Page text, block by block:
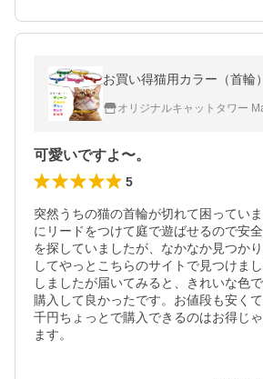
お買い得猫用カラー（首
オリジナルキャットタワー
可愛いですよ〜。
5
突然うちの猫の首輪が切れて困ってい
にリードをつけて庭で遊ばせるので安
を探していましたが、なかなか見つか
してやっとこちらのサイトで見つけま
しましたが届いてみると、きれいな色
購入して良かったです。お値段も安く
千円ちょっとで購入できるのはお得じ
ます。